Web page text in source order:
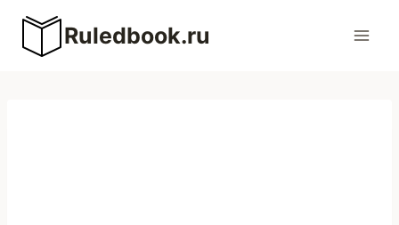
Перейти
содержимому
Ruledbook.ru